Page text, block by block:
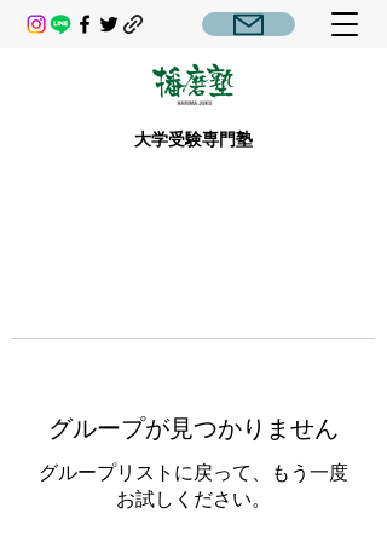
大学受験専門塾
グループが見つかりません
グループリストに戻って、もう一度
お試しください。